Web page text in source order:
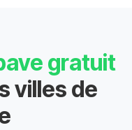
gratuit
villes de